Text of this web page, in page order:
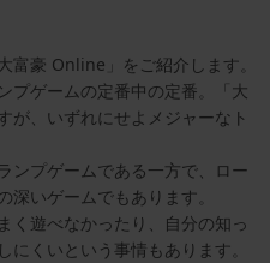
富豪 Online」をご紹介します。
プゲームの定番中の定番。「大
が、いずれにせよメジャーなト
ンプゲームである一方で、ロー
いゲームでもあります。
く遊べなかったり、自分の知っ
くいという事情もあります。